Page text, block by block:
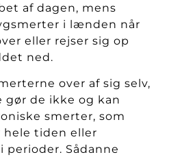
af dagen, mens
i lænden når
eller rejser sig op
ned.
over af sig selv,
gør de ikke og kan
smerter, som
tiden eller
perioder. Sådanne